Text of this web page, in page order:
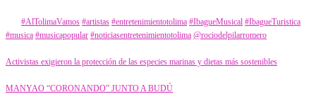
#AlTolimaVamos #artistas #entretenimientotolima #IbagueMusical #IbagueTuristica
#musica #musicapopular #noticiasentretenimientotolima @rociodelpilarromero
Activistas exigieron la protección de las especies marinas y dietas más sostenibles
MANYAO “CORONANDO” JUNTO A BUDÚ